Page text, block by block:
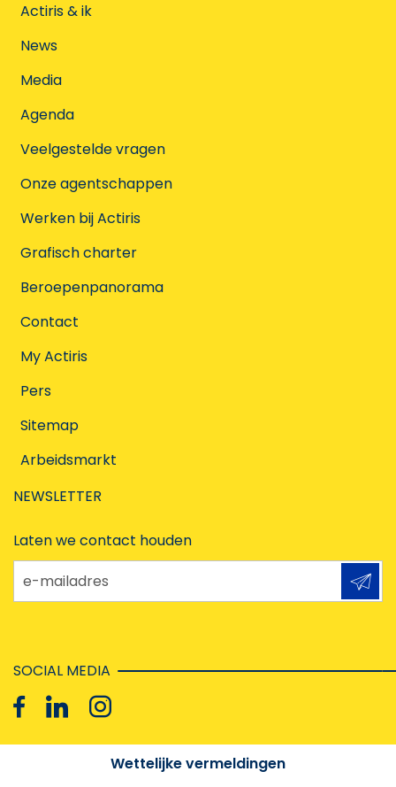
Actiris & ik
News
Media
Agenda
Veelgestelde vragen
Onze agentschappen
Werken bij Actiris
Grafisch charter
Beroepenpanorama
Contact
My Actiris
Pers
Sitemap
Arbeidsmarkt
NEWSLETTER
Laten we contact houden
e-mailadres
SOCIAL MEDIA
Wettelijke vermeldingen